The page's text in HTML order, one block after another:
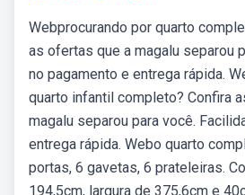
Webprocurando por quarto
as ofertas que a magalu separou
no pagamento e entrega rápida.
quarto infantil completo? Confira
magalu separou para você.
entrega rápida. Webo quarto
portas, 6 gavetas, 6 prateleiras.
194,5cm, largura de 375,6cm e